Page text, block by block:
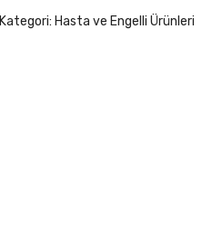
Kategori: Hasta ve Engelli Ürünleri